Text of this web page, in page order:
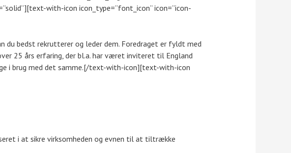
with-icon icon_type=”font_icon” icon=”icon-
du bedst rekrutterer og leder dem. Foredraget er fyldt med
25 års erfaring, der bl.a. har været inviteret til England
i brug med det samme.[/text-with-icon][text-with-icon
i at sikre virksomheden og evnen til at tiltrække